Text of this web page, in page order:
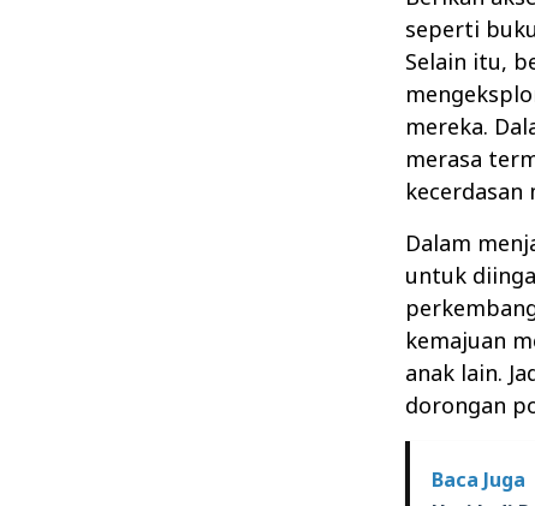
seperti
Selain itu,
mereka.
merasa
kecerdasan
Dalam
untuk
kemajuan
anak lain.
dorongan
Baca Juga